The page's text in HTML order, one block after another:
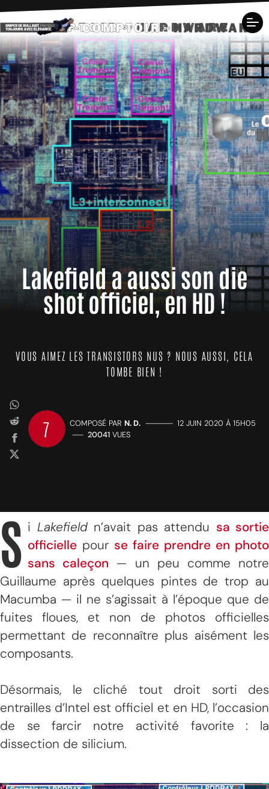
Lakefield a aussi son die
shot officiel, en HD !
VOUS AIMEZ LES TRANSISTORS NUS ? NOUS AUSSI, CELA
TOMBE BIEN !
7 COMPOSÉ PAR N. D. ————— 12 JUIN 2020 À 15H05
—— 20041 VUES
S i Lakefieldn’avait pas attendu sa sortie
officielle pour se faire prendre en photo
sans caleçon — un peu comme notre
Guillaume après quelques pintes de trop au
Macumba — il ne s’agissait à l’époque que de
fuites floues, et non de photos officielles
permettant de reconnaître plus aisément les
composants.
Désormais, le cliché tout droit sorti des
entrailles d’Intel est officiel et en HD, l’occasion
de se farcir notre activité favorite : la
dissection de silicium.